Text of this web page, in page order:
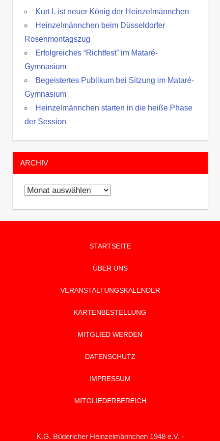
Kurt I. ist neuer König der Heinzelmännchen
Heinzelmännchen beim Düsseldorfer
Rosenmontagszug
Erfolgreiches “Richtfest” im Mataré-
Gymnasium
Begeistertes Publikum bei Sitzung im Mataré-
Gymnasium
Heinzelmännchen starten in die heiße Phase
der Session
ARCHIV
Archiv
STARTSEITE
ÜBER UNS
VERANSTALTUNGSKALENDER
KARTENBESTELLUNG
MITGLIED WERDEN
DATENSCHUTZ
IMPRESSUM
MITGLIEDERBEREICH
K.G. Büdericher Heinzelmännchen 1948 e.V. -